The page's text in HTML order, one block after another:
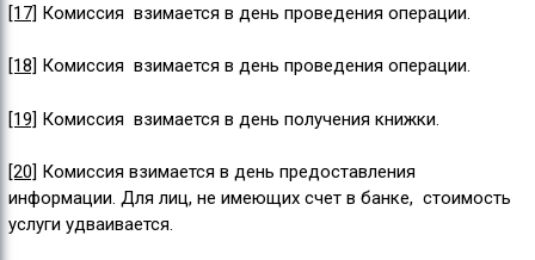
[17] Комиссия взимается в день проведения операции.
[18] Комиссия взимается в день проведения операции.
[19] Комиссия взимается в день получения книжки.
[20] Комиссия взимается в день предоставления
информации. Для лиц, не имеющих счет в банке, стоимость
услуги удваивается.